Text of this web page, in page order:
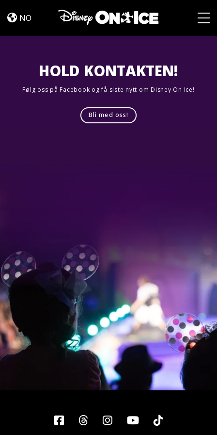
Dance
NO
HOLD KONTAKTEN!
Følg oss på Facebook og få siste nytt om Disney On Ice!
Bli med oss!
Facebook
ThreadsInstagram
YouTubeTiktok